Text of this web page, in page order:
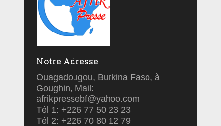
Notre Adresse
Ouagadougou, Burkina Faso, à
Goughin, Mail:
afrikpressebf@yahoo.com
Tél 1: +226 77 50 23 23
Tél 2: +226 70 80 12 79